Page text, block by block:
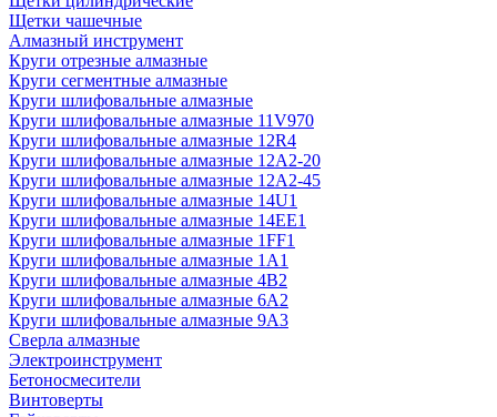
Щетки чашечные
Алмазный инструмент
Круги отрезные алмазные
Круги сегментные алмазные
Круги шлифовальные алмазные
Круги шлифовальные алмазные 11V970
Круги шлифовальные алмазные 12R4
Круги шлифовальные алмазные 12А2-20
Круги шлифовальные алмазные 12А2-45
Круги шлифовальные алмазные 14U1
Круги шлифовальные алмазные 14ЕЕ1
Круги шлифовальные алмазные 1FF1
Круги шлифовальные алмазные 1А1
Круги шлифовальные алмазные 4В2
Круги шлифовальные алмазные 6A2
Круги шлифовальные алмазные 9А3
Сверла алмазные
Электроинструмент
Бетоносмесители
Винтоверты